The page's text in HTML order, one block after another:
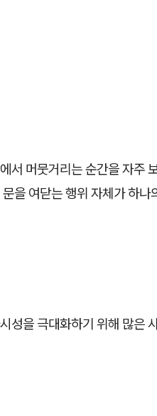
서 머뭇거리는 순간을 자주
을 여닫는 행위 자체가 하나
성을 극대화하기 위해 많은